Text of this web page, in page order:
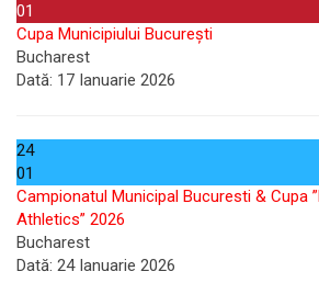
01
Cupa Municipiului București
Bucharest
Dată: 17 Ianuarie 2026
24
01
Campionatul Municipal Bucuresti & Cupa
Athletics” 2026
Bucharest
Dată: 24 Ianuarie 2026